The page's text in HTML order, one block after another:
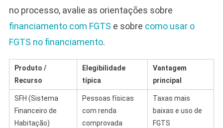
no processo, avalie as orientações sobre
financiamento com FGTS e sobre como usar o
FGTS no financiamento.
Produto /
Recurso
Elegibilidade
típica
Vantagem
principal
SFH (Sistema
Financeiro de
Habitação)
Pessoas físicas
com renda
comprovada
Taxas mais
baixas e uso de
FGTS